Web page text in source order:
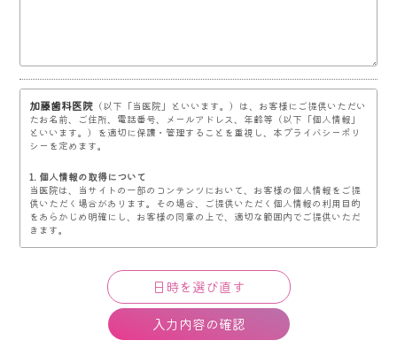
加藤歯科医院 （以下「当医院」といいます。）は、お客様にご提供いただい
たお名前、ご住所、電話番号、メールアドレス、年齢等（以下「個人情報」
といいます。）を適切に保護・管理することを重視し、本プライバシーポリ
シーを定めます。
1. 個人情報の取得について
当医院は、当サイトの一部のコンテンツにおいて、お客様の個人情報をご提
供いただく場合があります。その場合、ご提供いただく個人情報の利用目的
をあらかじめ明確にし、お客様の同意の上で、適切な範囲内でご提供いただ
きます。
当医院は、不正なアクセスや情報の紛失、破綻、改竄、漏洩等が生じぬよう
安全管理を徹底します。業務の一部として、個人情報の取り扱いを業者へ委
託する場合がありますが、秘密保持契約を結んだ上で、委託業者の監督は、
当医院が責任をもって行います。また、前記以外では法令に基く手続きを経
て、司法関係機関等からの要請があった場合を除いては、第三者に開示する
ことは一切ありません。